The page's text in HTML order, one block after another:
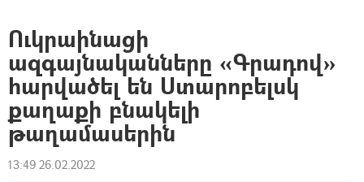
Ուկրաինացի
ազգայնականները «Գրադով»
հարվածել են Ստարոբելսկ
քաղաքի բնակելի
թաղամասերին
13:49 26.02.2022